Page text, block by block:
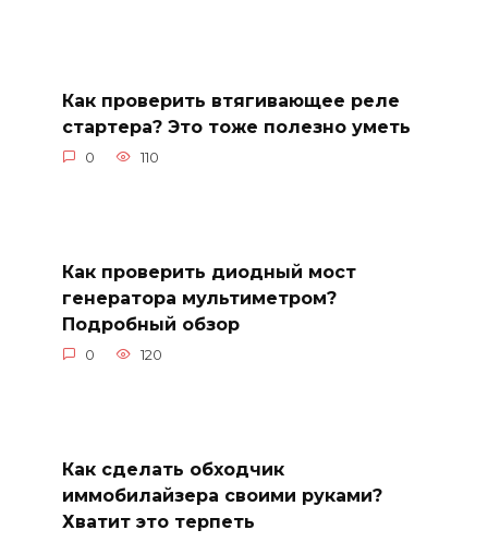
Как проверить втягивающее реле
стартера? Это тоже полезно уметь
0 110
Как проверить диодный мост
генератора мультиметром?
Подробный обзор
0 120
Как сделать обходчик
иммобилайзера своими руками?
Хватит это терпеть